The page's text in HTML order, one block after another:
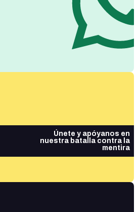
Únete y apóyanos en
nuestra batalla contra la
mentira